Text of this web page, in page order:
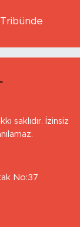
saklıdır. İzinsiz
No:37